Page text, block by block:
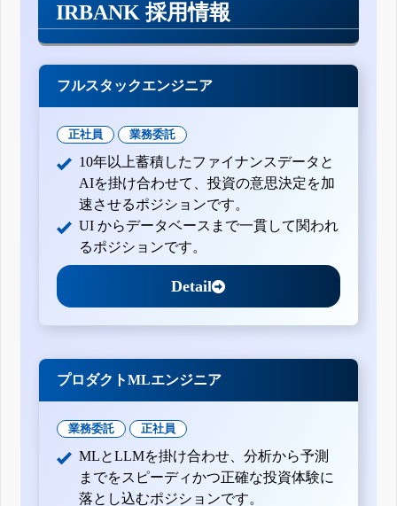
IRBANK 採用情報
フルスタックエンジニア
正社員 業務委託
10年以上蓄積したファイナンスデータと
AIを掛け合わせて、投資の意思決定を加
速させるポジションです。
UI からデータベースまで一貫して関われ
るポジションです。
Detail
プロダクトMLエンジニア
業務委託 正社員
MLとLLMを掛け合わせ、分析から予測
までをスピーディかつ正確な投資体験に
落とし込むポジションです。